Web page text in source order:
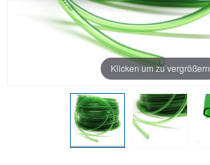
Klicken um zu vergrößern